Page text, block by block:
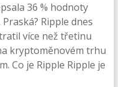
36 % hodnoty
Ripple dnes
více než třetinu
kryptoměnovém trhu
Co je Ripple Ripple je